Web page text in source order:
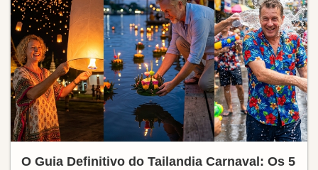
O Guia Definitivo do Tailandia Carnaval: Os 5